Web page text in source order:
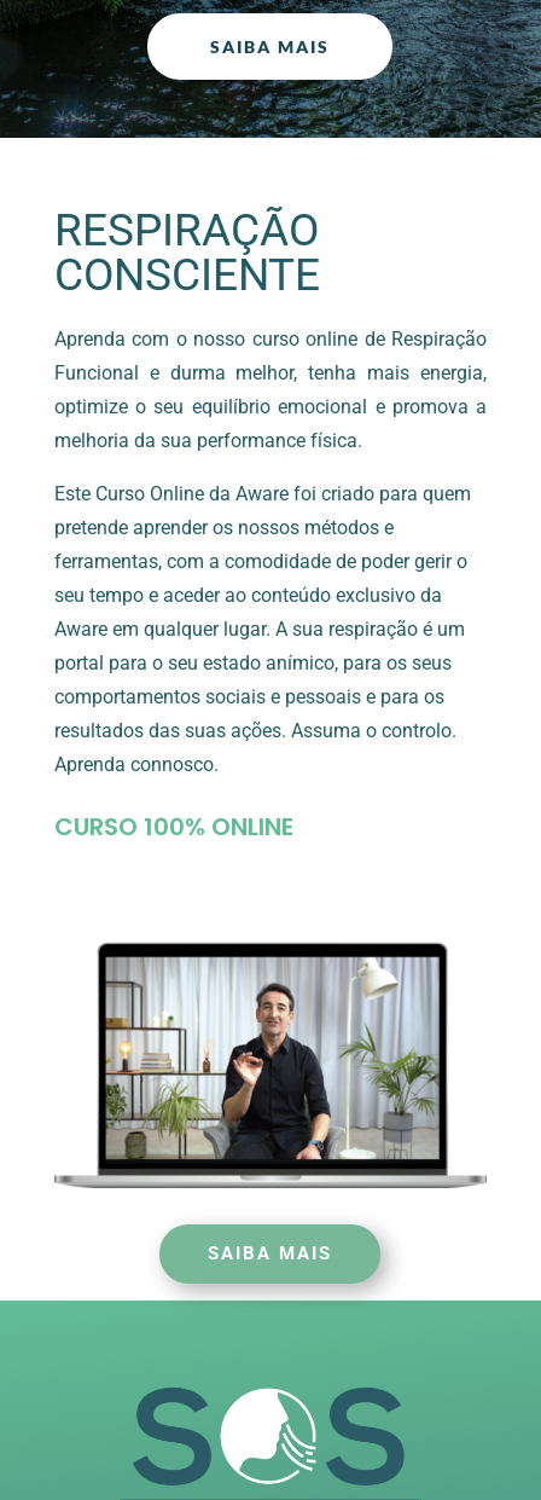
SAIBA MAIS
RESPIRAÇÃO
CONSCIENTE
Aprenda com o nosso curso online de Respiração
Funcional e durma melhor, tenha mais energia,
optimize o seu equilíbrio emocional e promova a
melhoria da sua performance física.
Este Curso Online da Aware foi criado para quem
pretende aprender os nossos métodos e
ferramentas, com a comodidade de poder gerir o
seu tempo e aceder ao conteúdo exclusivo da
Aware em qualquer lugar. A sua respiração é um
portal para o seu estado anímico, para os seus
comportamentos sociais e pessoais e para os
resultados das suas ações. Assuma o controlo.
Aprenda connosco.
CURSO 100% ONLINE
SAIBA MAIS